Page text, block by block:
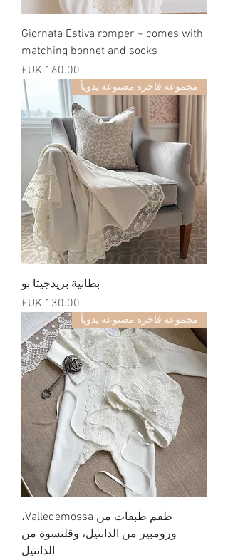
Giornata Estiva romper ~ comes with
matching bonnet and socks
السعر
مجموعة فاخرة مصنوعة يدوياً
بطانية بريدجيتا بو
السعر
مجموعة فاخرة مصنوعة يدوياً
طقم طبقات من Valledemossa،
ورومبير من الدانتيل، وقلنسوة من
الدانتيل